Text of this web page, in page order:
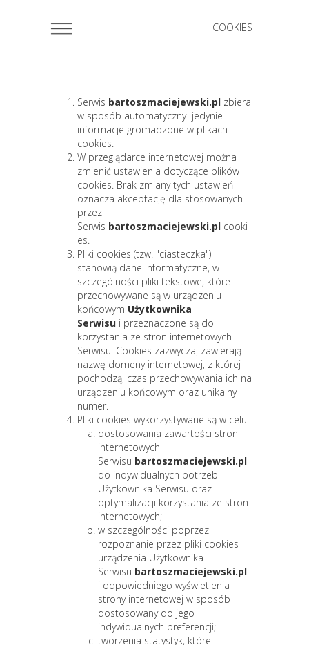
COOKIES
Serwis bartoszmaciejewski.pl zbiera
w sposób automatyczny jedynie
informacje gromadzone w plikach
cookies.
W przeglądarce internetowej można
zmienić ustawienia dotyczące plików
cookies. Brak zmiany tych ustawień
oznacza akceptację dla stosowanych
przez
Serwis bartoszmaciejewski.pl cooki
es.
Pliki cookies (tzw. "ciasteczka")
stanowią dane informatyczne, w
szczególności pliki tekstowe, które
przechowywane są w urządzeniu
końcowym Użytkownika
Serwisu i przeznaczone są do
korzystania ze stron internetowych
Serwisu. Cookies zazwyczaj zawierają
nazwę domeny internetowej, z której
pochodzą, czas przechowywania ich na
urządzeniu końcowym oraz unikalny
numer.
Pliki cookies wykorzystywane są w celu:
dostosowania zawartości stron
internetowych
Serwisu bartoszmaciejewski.pl
do indywidualnych potrzeb
Użytkownika Serwisu oraz
optymalizacji korzystania ze stron
internetowych;
w szczególności poprzez
rozpoznanie przez pliki cookies
urządzenia Użytkownika
Serwisu bartoszmaciejewski.pl
i odpowiedniego wyświetlenia
strony internetowej w sposób
dostosowany do jego
indywidualnych preferencji;
tworzenia statystyk, które